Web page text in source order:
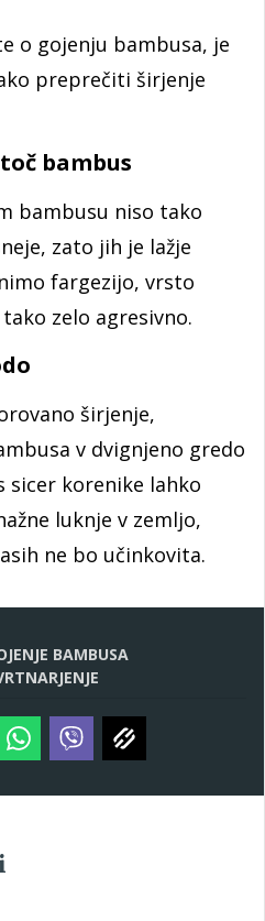
o gojenju bambusa, je
preprečiti širjenje
bambus
bambusu niso tako
zato jih je lažje
fargezijo, vrsto
zelo agresivno.
širjenje,
v dvignjeno gredo
sicer korenike lahko
luknje v zemljo,
ne bo učinkovita.
BAMBUSA